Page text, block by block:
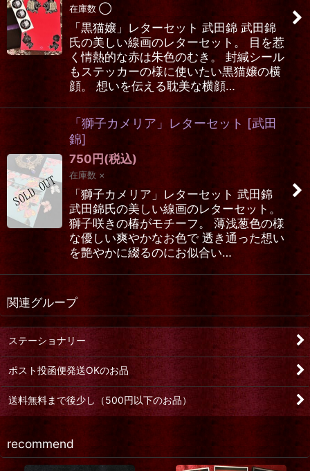
在庫数 ◯
「黒猫嬢」レターセット 武田錦 武田錦
氏の美しい線画のレターセット。 目を惹
く情熱的な赤は朱色のむき。 封緘シール
もステッカーの様に使いたい黒猫嬢の横
顔。 想いを伝える耽美な横顔…
「獅子カメリア」レターセット [武田
錦]
750円(税込)
在庫数 ×
「獅子カメリア」レターセット 武田錦
武田錦氏の美しい線画のレターセット。
獅子咲きの椿がモチーフ。 薄浅葱色の様
な優しい爽やかなお色で 透き通った想い
を艶やかに綴るのにお似合い…
関連グループ
ステーショナリー
ポスト投函便発送OKのお品
送料無料まで後少し（500円以下のお品）
recommend